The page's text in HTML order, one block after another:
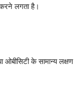
लगता है।
ओबीसिटी के सामान्य लक्षण